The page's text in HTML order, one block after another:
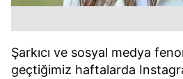
Şarkıcı ve sosyal medya
geçtiğimiz haftalarda